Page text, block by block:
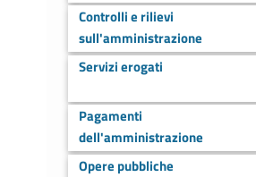
Controlli e rilievi
sull'amministrazione
Servizi erogati
Pagamenti
dell'amministrazione
Opere pubbliche